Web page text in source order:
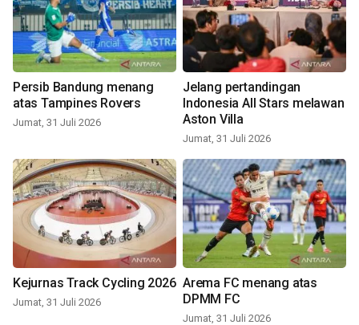
Persib Bandung menang
atas Tampines Rovers
Jumat, 31 Juli 2026
Jelang pertandingan
Indonesia All Stars melawan
Aston Villa
Jumat, 31 Juli 2026
Kejurnas Track Cycling 2026
Jumat, 31 Juli 2026
Arema FC menang atas
DPMM FC
Jumat, 31 Juli 2026